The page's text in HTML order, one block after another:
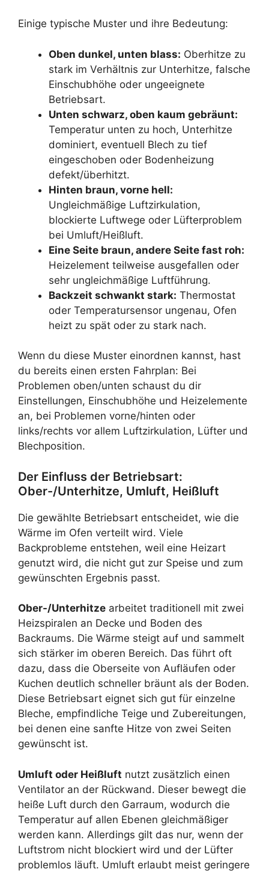
Einige typische Muster und ihre Bedeutung:
Oben dunkel, unten blass: Oberhitze zu
stark im Verhältnis zur Unterhitze, falsche
Einschubhöhe oder ungeeignete
Betriebsart.
Unten schwarz, oben kaum gebräunt:
Temperatur unten zu hoch, Unterhitze
dominiert, eventuell Blech zu tief
eingeschoben oder Bodenheizung
defekt/überhitzt.
Hinten braun, vorne hell:
Ungleichmäßige Luftzirkulation,
blockierte Luftwege oder Lüfterproblem
bei Umluft/Heißluft.
Eine Seite braun, andere Seite fast roh:
Heizelement teilweise ausgefallen oder
sehr ungleichmäßige Luftführung.
Backzeit schwankt stark: Thermostat
oder Temperatursensor ungenau, Ofen
heizt zu spät oder zu stark nach.
Wenn du diese Muster einordnen kannst, hast
du bereits einen ersten Fahrplan: Bei
Problemen oben/unten schaust du dir
Einstellungen, Einschubhöhe und Heizelemente
an, bei Problemen vorne/hinten oder
links/rechts vor allem Luftzirkulation, Lüfter und
Blechposition.
Der Einfluss der Betriebsart:
Ober-/Unterhitze, Umluft, Heißluft
Die gewählte Betriebsart entscheidet, wie die
Wärme im Ofen verteilt wird. Viele
Backprobleme entstehen, weil eine Heizart
genutzt wird, die nicht gut zur Speise und zum
gewünschten Ergebnis passt.
Ober-/Unterhitze arbeitet traditionell mit zwei
Heizspiralen an Decke und Boden des
Backraums. Die Wärme steigt auf und sammelt
sich stärker im oberen Bereich. Das führt oft
dazu, dass die Oberseite von Aufläufen oder
Kuchen deutlich schneller bräunt als der Boden.
Diese Betriebsart eignet sich gut für einzelne
Bleche, empfindliche Teige und Zubereitungen,
bei denen eine sanfte Hitze von zwei Seiten
gewünscht ist.
Umluft oder Heißluft nutzt zusätzlich einen
Ventilator an der Rückwand. Dieser bewegt die
heiße Luft durch den Garraum, wodurch die
Temperatur auf allen Ebenen gleichmäßiger
werden kann. Allerdings gilt das nur, wenn der
Luftstrom nicht blockiert wird und der Lüfter
problemlos läuft. Umluft erlaubt meist geringere